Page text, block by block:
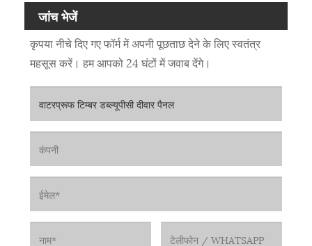
जांच भेजें
कृपया नीचे दिए गए फॉर्म में अपनी पूछताछ देने के लिए स्वतंत्र
महसूस करें। हम आपको 24 घंटों में जवाब देंगे।